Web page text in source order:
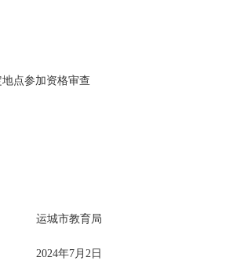
点参加资格审查
运城市教育局
2024年7月2日